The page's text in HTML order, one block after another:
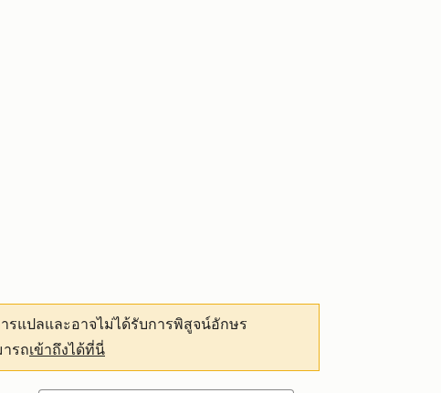
แปลและอาจไม่ได้รับการพิสูจน์อักษร
รถเข้าถึงได้ที่นี่